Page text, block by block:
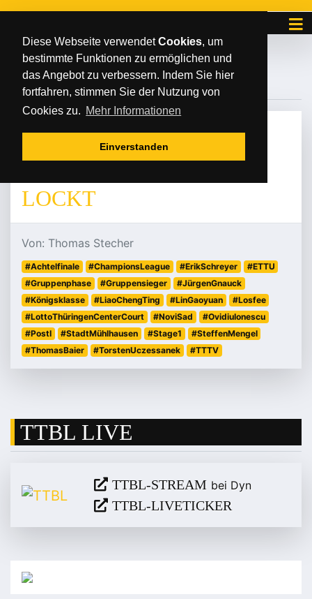
Diese Webseite verwendetCookies, um
bestimmte Funktionen zu ermöglichen und
das Angebot zu verbessern. Indem Sie hier
fortfahren, stimmen Sie der Nutzung von
Cookies zu. Mehr Informationen
Einverstanden
#GRUPPENSIEGER
September 2025
LOCKT
Von: Thomas Stecher
#Achtelfinale #ChampionsLeague #ErikSchreyer
#ETTU
#Gruppenphase
#Gruppensieger
#JürgenGnauck
#Königsklasse
#LiaoChengTing #LinGaoyuan
#Losfee
#LottoThüringenCenterCourt
#NoviSad
#OvidiuIonescu
#PostI
#StadtMühlhausen #Stage1
#SteffenMengel
#ThomasBaier
#TorstenUczessanek #TTTV
TTBL LIVE
TTBL-STREAM bei Dyn
TTBL-LIVETICKER